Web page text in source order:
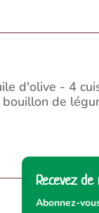
d'olive - 4
de
Recevez de
Abonnez-